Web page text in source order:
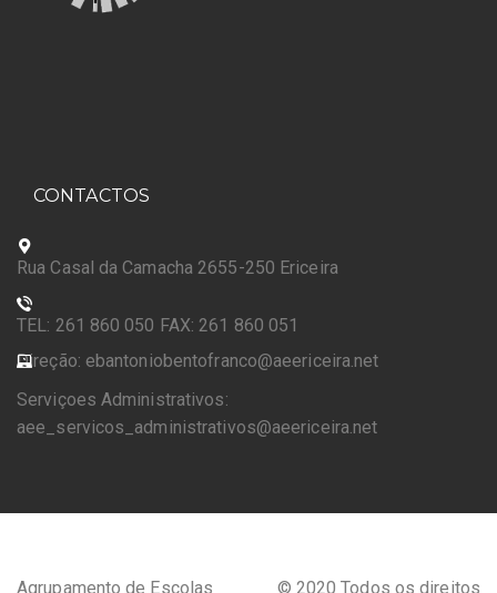
CONTACTOS
Rua Casal da Camacha 2655-250 Ericeira
TEL: 261 860 050 FAX: 261 860 051
Direção: ebantoniobentofranco@aeericeira.net
Serviçoes Administrativos:
aee_servicos_administrativos@aeericeira.net
Agrupamento de Escolas © 2020 Todos os direitos